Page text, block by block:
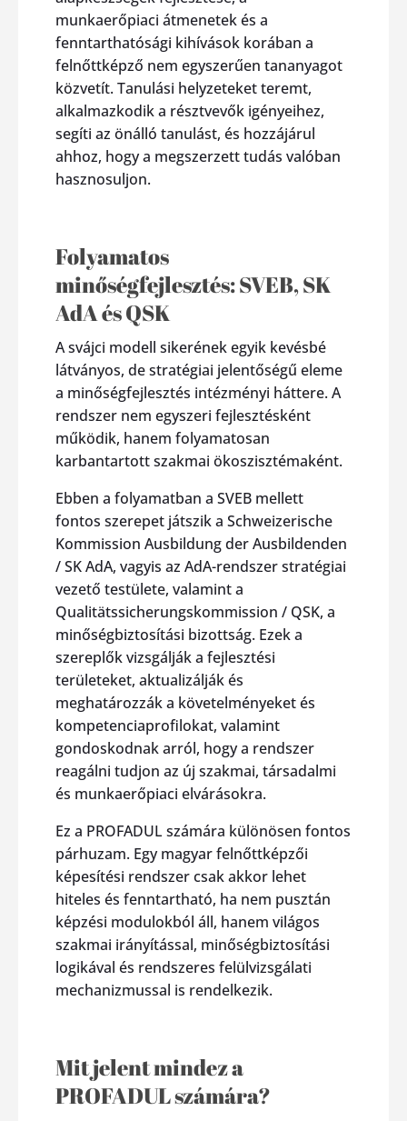
munkaerőpiaci átmenetek és a
fenntarthatósági kihívások korában a
felnőttképző nem egyszerűen tananyagot
közvetít. Tanulási helyzeteket teremt,
alkalmazkodik a résztvevők igényeihez,
segíti az önálló tanulást, és hozzájárul
ahhoz, hogy a megszerzett tudás valóban
hasznosuljon.
Folyamatos
minőségfejlesztés: SVEB, SK
AdA és QSK
A svájci modell sikerének egyik kevésbé
látványos, de stratégiai jelentőségű eleme
a minőségfejlesztés intézményi háttere. A
rendszer nem egyszeri fejlesztésként
működik, hanem folyamatosan
karbantartott szakmai ökoszisztémaként.
Ebben a folyamatban a SVEB mellett
fontos szerepet játszik a Schweizerische
Kommission Ausbildung der Ausbildenden
/ SK AdA, vagyis az AdA-rendszer stratégiai
vezető testülete, valamint a
Qualitätssicherungskommission / QSK, a
minőségbiztosítási bizottság. Ezek a
szereplők vizsgálják a fejlesztési
területeket, aktualizálják és
meghatározzák a követelményeket és
kompetenciaprofilokat, valamint
gondoskodnak arról, hogy a rendszer
reagálni tudjon az új szakmai, társadalmi
és munkaerőpiaci elvárásokra.
Ez a PROFADUL számára különösen fontos
párhuzam. Egy magyar felnőttképzői
képesítési rendszer csak akkor lehet
hiteles és fenntartható, ha nem pusztán
képzési modulokból áll, hanem világos
szakmai irányítással, minőségbiztosítási
logikával és rendszeres felülvizsgálati
mechanizmussal is rendelkezik.
Mit jelent mindez a
PROFADUL számára?